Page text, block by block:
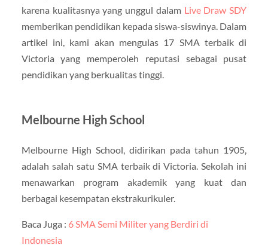
karena kualitasnya yang unggul dalam Live Draw SDY
memberikan pendidikan kepada siswa-siswinya. Dalam
artikel ini, kami akan mengulas 17 SMA terbaik di
Victoria yang memperoleh reputasi sebagai pusat
pendidikan yang berkualitas tinggi.
Melbourne High School
Melbourne High School, didirikan pada tahun 1905,
adalah salah satu SMA terbaik di Victoria. Sekolah ini
menawarkan program akademik yang kuat dan
berbagai kesempatan ekstrakurikuler.
Baca Juga : 6 SMA Semi Militer yang Berdiri di
Indonesia